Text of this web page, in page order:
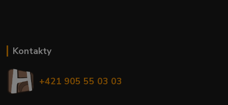
Kontakty
+421 905 55 03 03